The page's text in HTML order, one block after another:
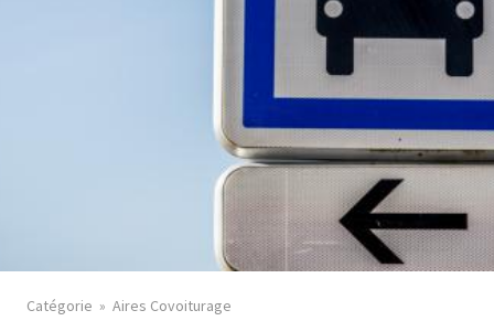
Catégorie Aires Covoiturage